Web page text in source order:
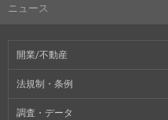
ニュース
開業/不動産
法規制・条例
調査・データ